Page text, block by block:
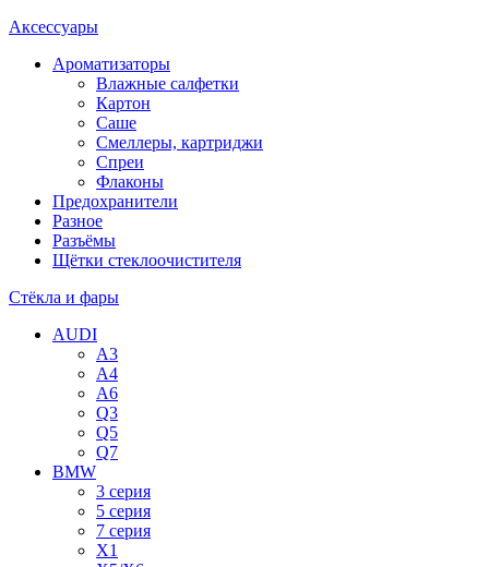
Аксессуары
Ароматизаторы
Влажные салфетки
Картон
Саше
Смеллеры, картриджи
Спреи
Флаконы
Предохранители
Разное
Разъёмы
Щётки стеклоочистителя
Стёкла и фары
AUDI
A3
A4
A6
Q3
Q5
Q7
BMW
3 серия
5 серия
7 серия
X1